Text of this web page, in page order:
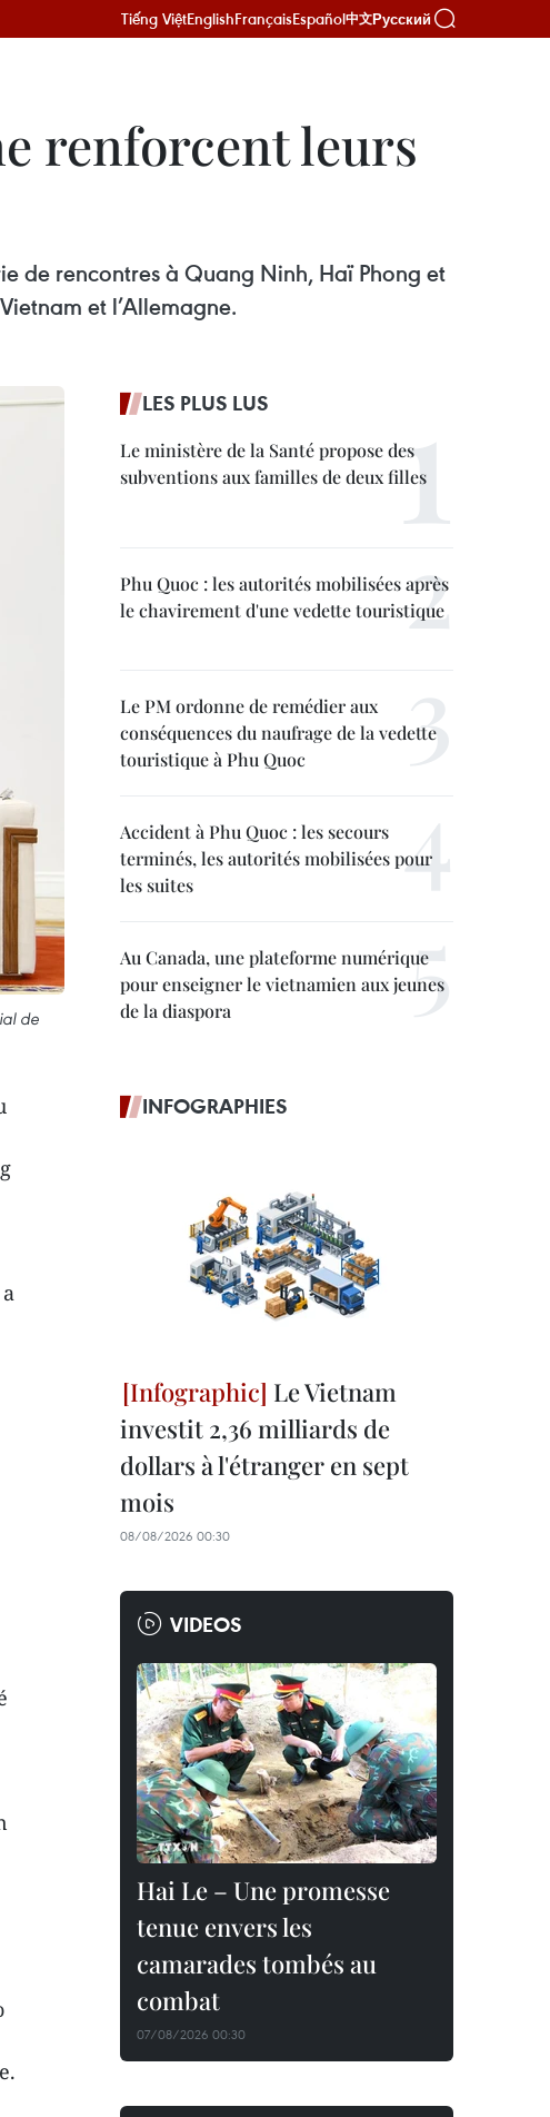
Tiếng ViệtEnglishFrançaisEspañol中文Русский
renforcent leurs
de rencontres à Quang Ninh, Haï Phong et
et l’Allemagne.
de
LES PLUS LUS
Le ministère de la Santé propose des
subventions aux familles de deux filles
Phu Quoc : les autorités mobilisées après
le chavirement d'une vedette touristique
Le PM ordonne de remédier aux
conséquences du naufrage de la vedette
touristique à Phu Quoc
Accident à Phu Quoc : les secours
terminés, les autorités mobilisées pour
les suites
Au Canada, une plateforme numérique
pour enseigner le vietnamien aux jeunes
de la diaspora
INFOGRAPHIES
Le Vietnam
investit 2,36 milliards de
dollars à l'étranger en sept
mois
08/08/2026 00:30
VIDEOS
Hai Le – Une promesse
tenue envers les
camarades tombés au
combat
07/08/2026 00:30